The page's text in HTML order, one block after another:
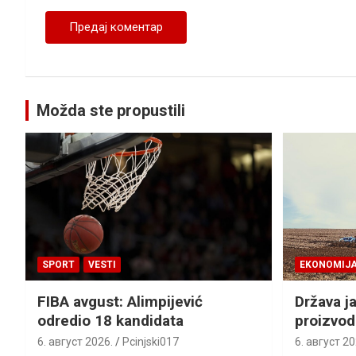
Možda ste propustili
SPORT VESTI
FIBA avgust: Alimpijević
odredio 18 kandidata
6. август 2026. Pcinjski017
Država
6. август